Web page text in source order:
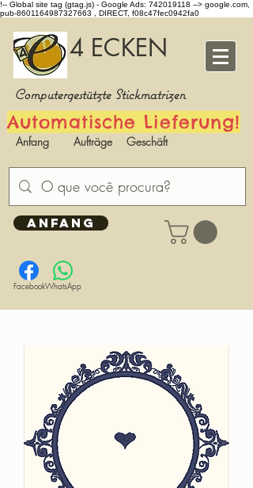
!-- Global site tag (gtag.js) - Google Ads: 742019118 --> google.com,
pub-8601164987327663 , DIRECT, f08c47fec0942fa0
4 ECKEN
Computergestützte Stickmatrizen
Automatische Lieferung!
Anfang Aufträge Geschäft
ANFANG
FacebookWhatsApp